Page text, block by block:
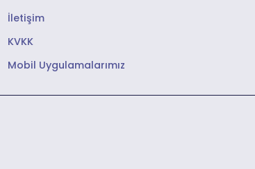
İletişim
KVKK
Mobil Uygulamalarımız